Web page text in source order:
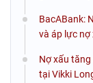
BacABank:
và áp lực
Nợ xấu
tại Vikki